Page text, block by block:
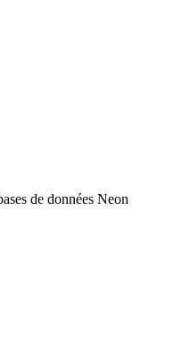
de données Neon